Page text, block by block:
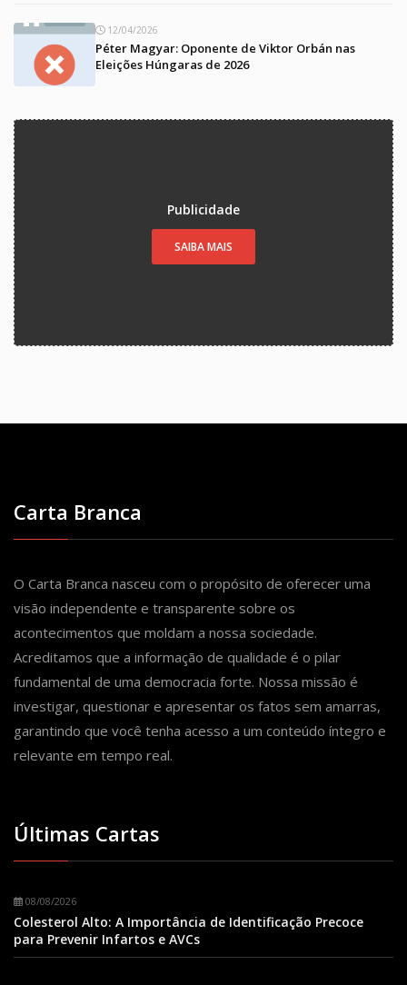
12/04/2026
Péter Magyar: Oponente de Viktor Orbán nas
Eleições Húngaras de 2026
Publicidade
SAIBA MAIS
Carta Branca
O Carta Branca nasceu com o propósito de oferecer uma
visão independente e transparente sobre os
acontecimentos que moldam a nossa sociedade.
Acreditamos que a informação de qualidade é o pilar
fundamental de uma democracia forte. Nossa missão é
investigar, questionar e apresentar os fatos sem amarras,
garantindo que você tenha acesso a um conteúdo íntegro e
relevante em tempo real.
Últimas Cartas
08/08/2026
Colesterol Alto: A Importância de Identificação Precoce
para Prevenir Infartos e AVCs